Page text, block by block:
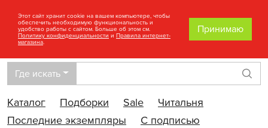
Где искать
Каталог
Подборки Sale
Читальня
Последние экземпляры
С подписью
Этот сайт хранит cookie на вашем компьютере, чтобы
обеспечить необходимую функциональность и
удобство работы с сайтом. Больше об этом см.
Политику конфиденциальности и Правила интернет-
магазина.
Принимаю